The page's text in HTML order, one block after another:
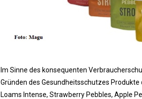
Im Sinne des konsequenten
Gründen des Gesundheitsschutzes
Loams Intense, Strawberry Pebbles, Apple